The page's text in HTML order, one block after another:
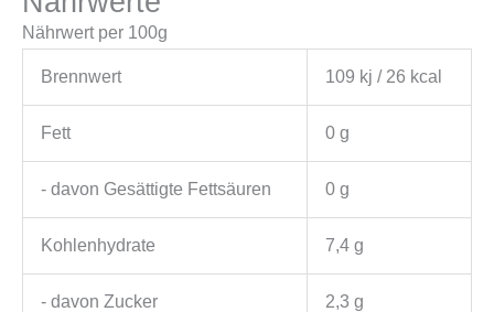
Nährwert per 100g
Brennwert 109 kj / 26 kcal
Fett 0 g
- davon Gesättigte Fettsäuren 0 g
Kohlenhydrate 7,4 g
- davon Zucker 2,3 g